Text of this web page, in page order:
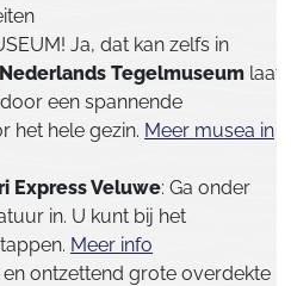
Ja, dat kan zelfs in
Nederlands Tegelmuseum laat
een spannende
het hele gezin. Meer musea in
Express Veluwe: Ga onder
in. U kunt bij het
Meer info
en ontzettend grote overdekte